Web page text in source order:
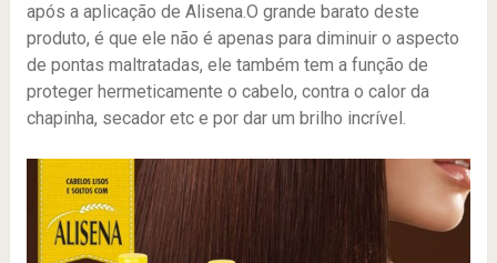
após a aplicação de Alisena.O grande barato deste
produto, é que ele não é apenas para diminuir o aspecto
de pontas maltratadas, ele também tem a função de
proteger hermeticamente o cabelo, contra o calor da
chapinha, secador etc e por dar um brilho incrível.